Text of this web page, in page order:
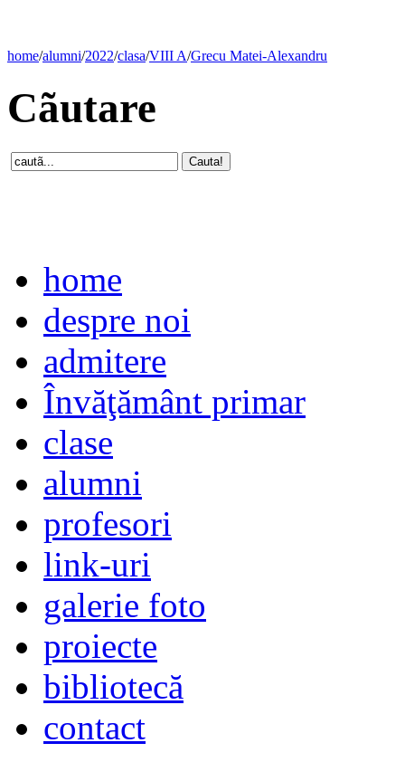
home/alumni/2022/clasa/VIII A/Grecu Matei-Alexandru
Cãutare
home
despre noi
admitere
Învăţământ primar
clase
alumni
profesori
link-uri
galerie foto
proiecte
bibliotecă
contact